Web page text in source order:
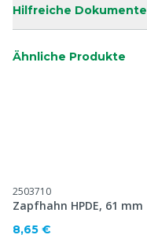
Hilfreiche Dokumente
Ähnliche Produkte
2503710
Zapfhahn HPDE, 61 mm
8,65 €